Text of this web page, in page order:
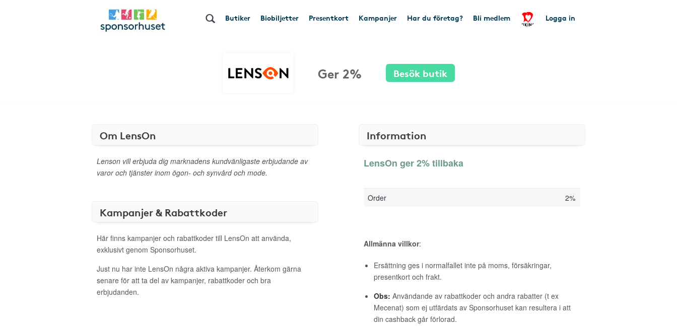
Butiker Biobiljetter Presentkort Kampanjer Har du företag? Bli medlem Logga in
Ger 2% Besök butik
Om LensOn
Lenson vill erbjuda dig marknadens kundvänligaste erbjudande av
varor och tjänster inom ögon- och synvård och mode.
Kampanjer & Rabattkoder
Här finns kampanjer och rabattkoder till LensOn att använda,
exklusivt genom Sponsorhuset.
Just nu har inte LensOn några aktiva kampanjer. Återkom gärna
senare för att ta del av kampanjer, rabattkoder och bra
erbjudanden.
Information
LensOn ger 2% tillbaka
Order 2%
Allmänna villkor:
Ersättning ges i normalfallet inte på moms, försäkringar,
presentkort och frakt.
Obs: Användande av rabattkoder och andra rabatter (t ex
Mecenat) som ej utfärdats av Sponsorhuset kan resultera i att
din cashback går förlorad.